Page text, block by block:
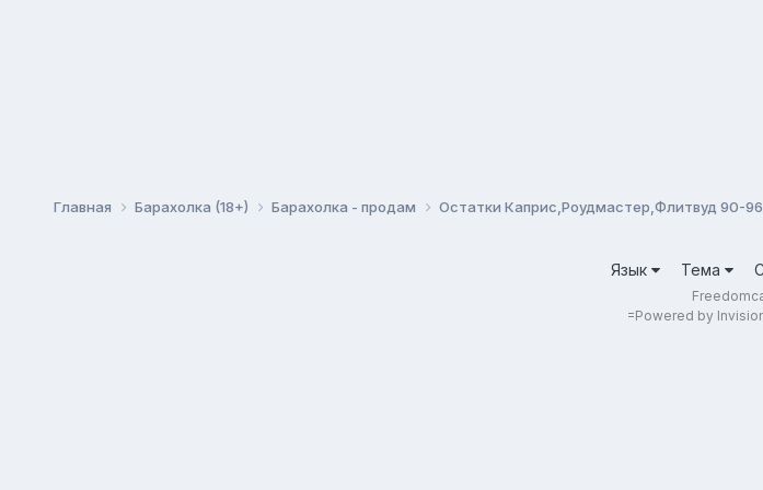
Главная Барахолка (18+) Барахолка - продам Остатки Каприс,Роудмастер,Флитвуд 90-
Язык Тема
=Powered by